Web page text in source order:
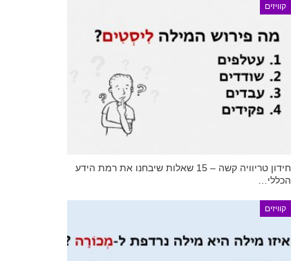
קוויזים
חידון טריוויה קשה – 15 שאלות שיבחנו את רמת הידע
הכללי…
קוויזים